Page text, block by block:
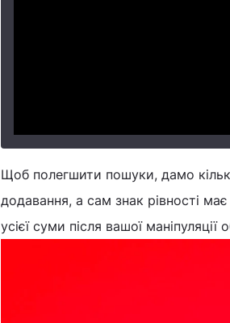
Щоб полегшити пошуки, дамо
додавання, а сам знак рівності
усієї суми після вашої